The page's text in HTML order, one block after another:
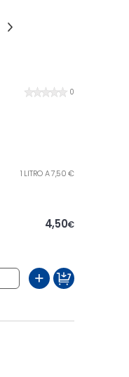
0
1 LITRO A 7,50 €
4,50€
+